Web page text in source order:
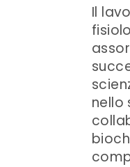
Il
nello